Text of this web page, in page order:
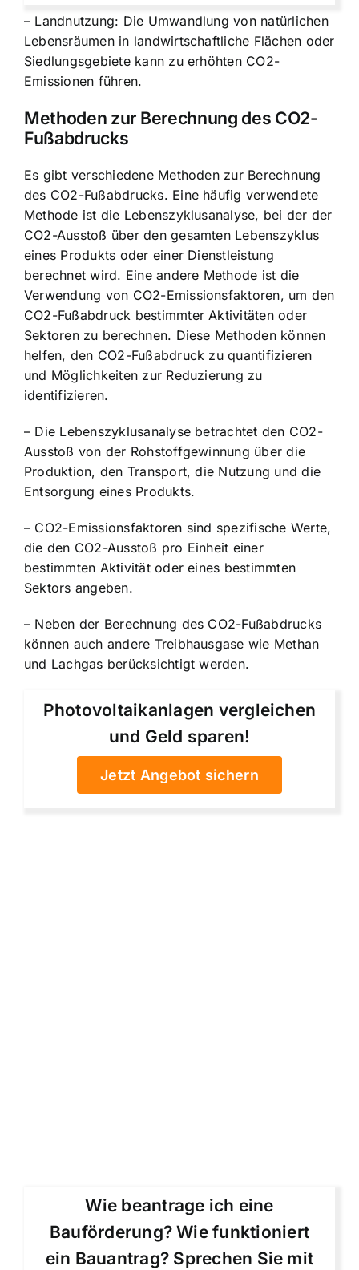
– Landnutzung: Die Umwandlung von natürlichen
Lebensräumen in landwirtschaftliche Flächen oder
Siedlungsgebiete kann zu erhöhten CO2-
Emissionen führen.
Methoden zur Berechnung des CO2-
Fußabdrucks
Es gibt verschiedene Methoden zur Berechnung
des CO2-Fußabdrucks. Eine häufig verwendete
Methode ist die Lebenszyklusanalyse, bei der der
CO2-Ausstoß über den gesamten Lebenszyklus
eines Produkts oder einer Dienstleistung
berechnet wird. Eine andere Methode ist die
Verwendung von CO2-Emissionsfaktoren, um den
CO2-Fußabdruck bestimmter Aktivitäten oder
Sektoren zu berechnen. Diese Methoden können
helfen, den CO2-Fußabdruck zu quantifizieren
und Möglichkeiten zur Reduzierung zu
identifizieren.
– Die Lebenszyklusanalyse betrachtet den CO2-
Ausstoß von der Rohstoffgewinnung über die
Produktion, den Transport, die Nutzung und die
Entsorgung eines Produkts.
– CO2-Emissionsfaktoren sind spezifische Werte,
die den CO2-Ausstoß pro Einheit einer
bestimmten Aktivität oder eines bestimmten
Sektors angeben.
– Neben der Berechnung des CO2-Fußabdrucks
können auch andere Treibhausgase wie Methan
und Lachgas berücksichtigt werden.
Photovoltaikanlagen vergleichen
und Geld sparen!
Jetzt Angebot sichern
Wie beantrage ich eine
Bauförderung? Wie funktioniert
ein Bauantrag? Sprechen Sie mit